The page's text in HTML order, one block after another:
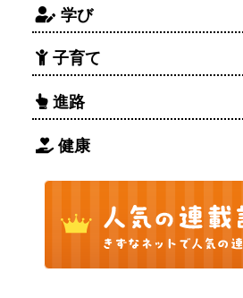
学び
子育て
進路
健康